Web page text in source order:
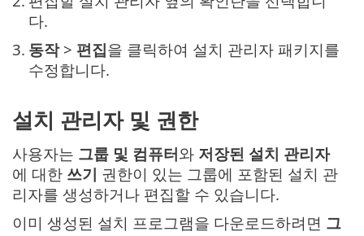
다.
3. 동작> 편집을 클릭하여 설치 관리자 패키지를
수정합니다.
설치 관리자 및 권한
사용자는 그룹 및 컴퓨터와 저장된 설치 관리자
에 대한 쓰기 권한이 있는 그룹에 포함된 설치 관
리자를 생성하거나 편집할 수 있습니다.
이미 생성된 설치 프로그램을 다운로드하려면 그